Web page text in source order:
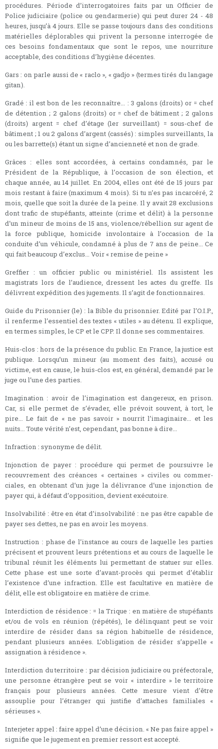
procédures. Période d’interrogatoires faits par un Officier de
Police judiciaire (police ou gendarmerie) qui peut durer 24 - 48
heures, jusqu’à 4 jours. Elle se passe toujours dans des conditions
matérielles déplorables qui privent la personne interrogée de
ces besoins fondamentaux que sont le repos, une nourriture
acceptable, des conditions d’hygiène décentes.
Gars : on parle aussi de « raclo », « gadjo » (termes tirés du langage
gitan).
Gradé : il est bon de les reconnaître... : 3 galons (droits) or = chef
de détention ; 2 galons (droits) or = chef de bâtiment ; 2 galons
(droits) argent = chef d’étage (1er surveillant) = sous-chef de
bâtiment ; 1 ou 2 galons d’argent (cassés) : simples surveillants, la
ou les barrette(s) étant un signe d’ancienneté et non de grade.
Grâces : elles sont accordées, à certains condamnés, par le
Président de la République, à l’occasion de son élection, et
chaque année, au 14 juillet. En 2004, elles ont été de 15 jours par
mois restant à faire (maximum 4 mois). Si tu n’es pas incarcéré, 2
mois, quelle que soit la durée de la peine. Il y avait 28 exclusions
dont trafic de stupéfiants, atteinte (crime et délit) à la personne
d’un mineur de moins de 15 ans, violence/rébellion sur agent de
la force publique, homicide involontaire à l’occasion de la
conduite d’un véhicule, condamné à plus de 7 ans de peine... Ce
qui fait beaucoup d’exclus... Voir « remise de peine »
Greffier : un officier public ou ministériel. Ils assistent les
magistrats lors de l’audience, dressent les actes du greffe. Ils
délivrent expédition des jugements. Il s’agit de fonctionnaires.
Guide du Prisonnier (le) : la Bible du prisonnier. Edité par l’O.I.P.,
il renferme l’essentiel des textes « utiles » au détenu. Il explique,
en termes simples, le CP et le CPP. Il donne ses commentaires.
Huis-clos : hors de la présence du public. En France, la justice est
publique. Lorsqu’un mineur (au moment des faits), accusé ou
victime, est en cause, le huis-clos est, en général, demandé par le
juge ou l’une des parties.
Imagination : avoir de l’imagination est dangereux, en prison.
Car, si elle permet de s’évader, elle prévoit souvent, à tort, le
pire... Le fait de « ne pas savoir » nourrit l’imaginaire... et les
nuits... Toute vérité n’est, cependant, pas bonne à dire...
Infraction : synonyme de délit.
Injonction de payer : procédure qui permet de poursuivre le
recouvrement des créances « certaines » civiles ou commer-
ciales, en obtenant d’un juge la délivrance d’une injonction de
payer qui, à défaut d’opposition, devient exécutoire.
Insolvabilité : être en état d’insolvabilité : ne pas être capable de
payer ses dettes, ne pas en avoir les moyens.
Instruction : phase de l’instance au cours de laquelle les parties
précisent et prouvent leurs prétentions et au cours de laquelle le
tribunal réunit les éléments lui permettant de statuer sur elles.
Cette phase est une sorte d’avant-procès qui permet d’établir
l’existence d’une infraction. Elle est facultative en matière de
délit, elle est obligatoire en matière de crime.
Interdiction de résidence : = la Trique : en matière de stupéfiants
et/ou de vols en réunion (répétés), le délinquant peut se voir
interdire de résider dans sa région habituelle de résidence,
pendant plusieurs années. L’obligation de résider s’appelle «
assignation à résidence ».
Interdiction du territoire : par décision judiciaire ou préfectorale,
une personne étrangère peut se voir « interdire » le territoire
français pour plusieurs années. Cette mesure vient d’être
assouplie pour l’étranger qui justifie d’attaches familiales «
sérieuses ».
Interjeter appel : faire appel d’une décision. « Ne pas faire appel »
signifie que le jugement en premier ressort est accepté.